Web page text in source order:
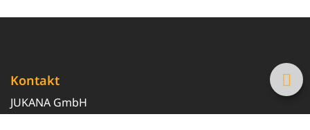
Kontakt
JUKANA GmbH